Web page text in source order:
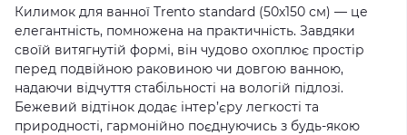
Килимок для ванної Trento standard (50х150 см) — це
елегантність, помножена на практичність. Завдяки
своїй витягнутій формі, він чудово охоплює простір
перед подвійною раковиною чи довгою ванною,
надаючи відчуття стабільності на вологій підлозі.
Бежевий відтінок додає інтер’єру легкості та
природності, гармонійно поєднуючись з будь-якою